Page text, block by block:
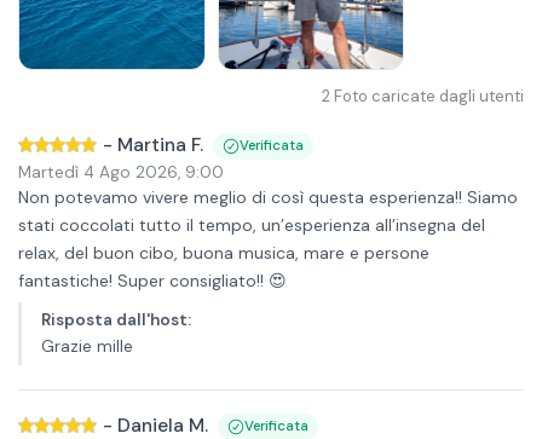
2 Foto caricate dagli utenti
- Martina F. Verificata
Martedì 4 Ago 2026, 9:00
Non potevamo vivere meglio di così questa esperienza!! Siamo
stati coccolati tutto il tempo, un’esperienza all’insegna del
relax, del buon cibo, buona musica, mare e persone
fantastiche! Super consigliato!! 😍
Risposta dall'host:
Grazie mille
- Daniela M. Verificata